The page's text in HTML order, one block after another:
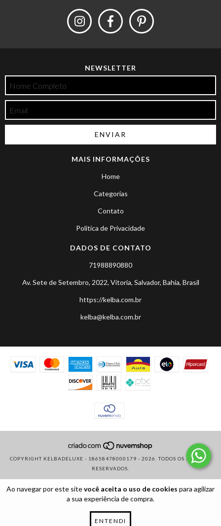
Ao navegar por este sitevocê aceita o uso de cookies para agilizar
a sua experiência de compra.
ENTENDI
NEWSLETTER
MAIS INFORMAÇÕES
Home
Categorias
Contato
Politica de Privacidade
DADOS DE CONTATO
71988890880
Av. Sete de Setembro, 2022, Vitoria, Salvador, Bahia, Brasil
https://kelba.com.br
kelba@kelba.com.br
COPYRIGHT KELBADELUXE - 18658478000179 - 2026. TODOS OS DIREITOS
RESERVADOS.